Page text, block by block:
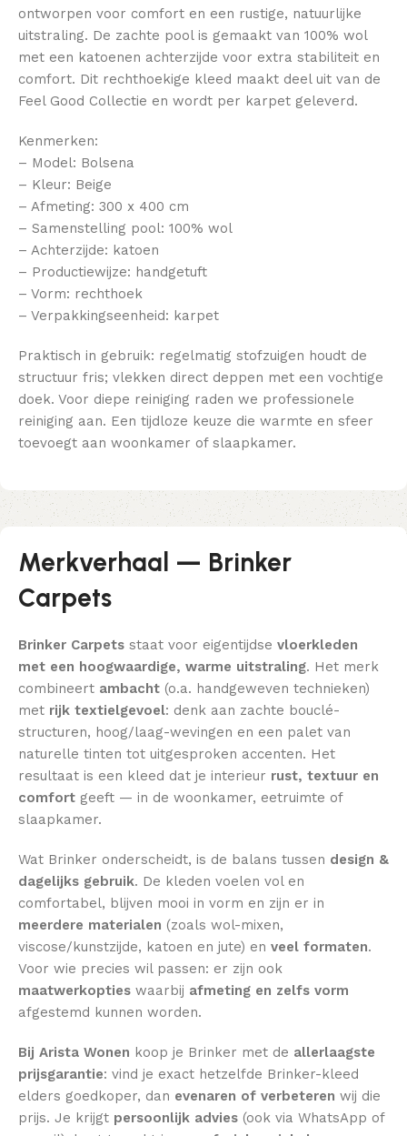
ontworpen voor comfort en een rustige, natuurlijke
uitstraling. De zachte pool is gemaakt van 100% wol
met een katoenen achterzijde voor extra stabiliteit en
comfort. Dit rechthoekige kleed maakt deel uit van de
Feel Good Collectie en wordt per karpet geleverd.
Kenmerken:
– Model: Bolsena
– Kleur: Beige
– Afmeting: 300 x 400 cm
– Samenstelling pool: 100% wol
– Achterzijde: katoen
– Productiewijze: handgetuft
– Vorm: rechthoek
– Verpakkingseenheid: karpet
Praktisch in gebruik: regelmatig stofzuigen houdt de
structuur fris; vlekken direct deppen met een vochtige
doek. Voor diepe reiniging raden we professionele
reiniging aan. Een tijdloze keuze die warmte en sfeer
toevoegt aan woonkamer of slaapkamer.
Merkverhaal — Brinker
Carpets
Brinker Carpets staat voor eigentijdse vloerkleden
met een hoogwaardige, warme uitstraling. Het merk
combineert ambacht (o.a. handgeweven technieken)
met rijk textielgevoel: denk aan zachte bouclé-
structuren, hoog/laag-wevingen en een palet van
naturelle tinten tot uitgesproken accenten. Het
resultaat is een kleed dat je interieur rust, textuur en
comfort geeft — in de woonkamer, eetruimte of
slaapkamer.
Wat Brinker onderscheidt, is de balans tussen design &
dagelijks gebruik. De kleden voelen vol en
comfortabel, blijven mooi in vorm en zijn er in
meerdere materialen (zoals wol-mixen,
viscose/kunstzijde, katoen en jute) en veel formaten.
Voor wie precies wil passen: er zijn ook
maatwerkopties waarbij afmeting en zelfs vorm
afgestemd kunnen worden.
Bij Arista Wonen koop je Brinker met de allerlaagste
prijsgarantie: vind je exact hetzelfde Brinker-kleed
elders goedkoper, dan evenaren of verbeteren wij die
prijs. Je krijgt persoonlijk advies (ook via WhatsApp of